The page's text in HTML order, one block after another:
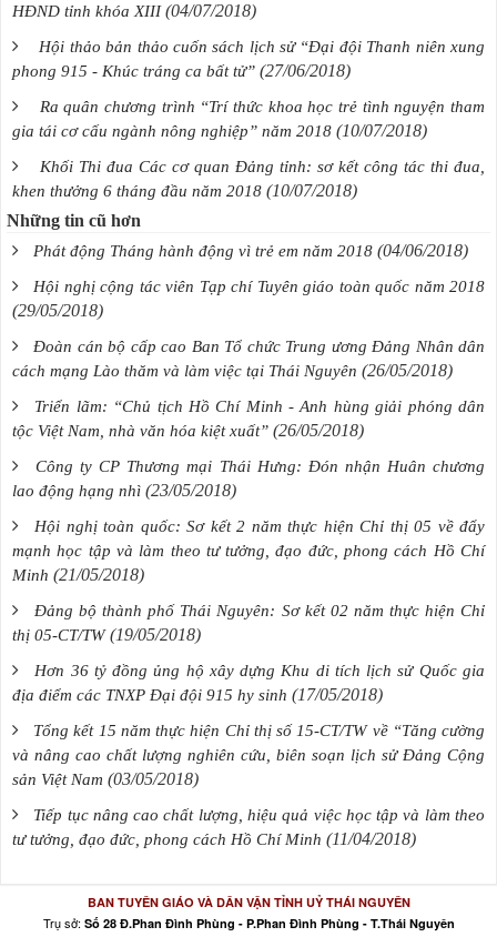
HĐND tỉnh khóa XIII (04/07/2018)
Hội thảo bản thảo cuốn sách lịch sử “Đại đội Thanh niên xung
phong 915 - Khúc tráng ca bất tử” (27/06/2018)
Ra quân chương trình “Trí thức khoa học trẻ tình nguyện tham
gia tái cơ cấu ngành nông nghiệp” năm 2018 (10/07/2018)
Khối Thi đua Các cơ quan Đảng tỉnh: sơ kết công tác thi đua,
khen thưởng 6 tháng đầu năm 2018 (10/07/2018)
Những tin cũ hơn
Phát động Tháng hành động vì trẻ em năm 2018 (04/06/2018)
Hội nghị cộng tác viên Tạp chí Tuyên giáo toàn quốc năm 2018
(29/05/2018)
Đoàn cán bộ cấp cao Ban Tổ chức Trung ương Đảng Nhân dân
cách mạng Lào thăm và làm việc tại Thái Nguyên (26/05/2018)
Triển lãm: “Chủ tịch Hồ Chí Minh - Anh hùng giải phóng dân
tộc Việt Nam, nhà văn hóa kiệt xuất” (26/05/2018)
Công ty CP Thương mại Thái Hưng: Đón nhận Huân chương
lao động hạng nhì (23/05/2018)
Hội nghị toàn quốc: Sơ kết 2 năm thực hiện Chỉ thị 05 về đẩy
mạnh học tập và làm theo tư tưởng, đạo đức, phong cách Hồ Chí
Minh (21/05/2018)
Đảng bộ thành phố Thái Nguyên: Sơ kết 02 năm thực hiện Chỉ
thị 05-CT/TW (19/05/2018)
Hơn 36 tỷ đồng ủng hộ xây dựng Khu di tích lịch sử Quốc gia
địa điểm các TNXP Đại đội 915 hy sinh (17/05/2018)
Tổng kết 15 năm thực hiện Chỉ thị số 15-CT/TW về “Tăng cường
và nâng cao chất lượng nghiên cứu, biên soạn lịch sử Đảng Cộng
sản Việt Nam (03/05/2018)
Tiếp tục nâng cao chất lượng, hiệu quả việc học tập và làm theo
tư tưởng, đạo đức, phong cách Hồ Chí Minh (11/04/2018)
BAN TUYÊN GIÁO VÀ DÂN VẬN TỈNH UỶ THÁI NGUYÊN
Trụ sở: Số 28 Đ.Phan Đình Phùng - P.Phan Đình Phùng - T.Thái Nguyên